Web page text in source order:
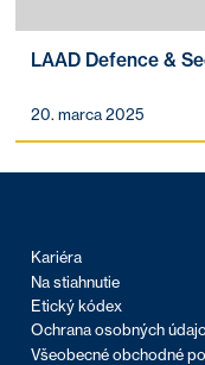
LAAD Defence &
20. marca 2025
Kariéra
Na stiahnutie
Etický kódex
Ochrana osobných
Všeobecné obchodné